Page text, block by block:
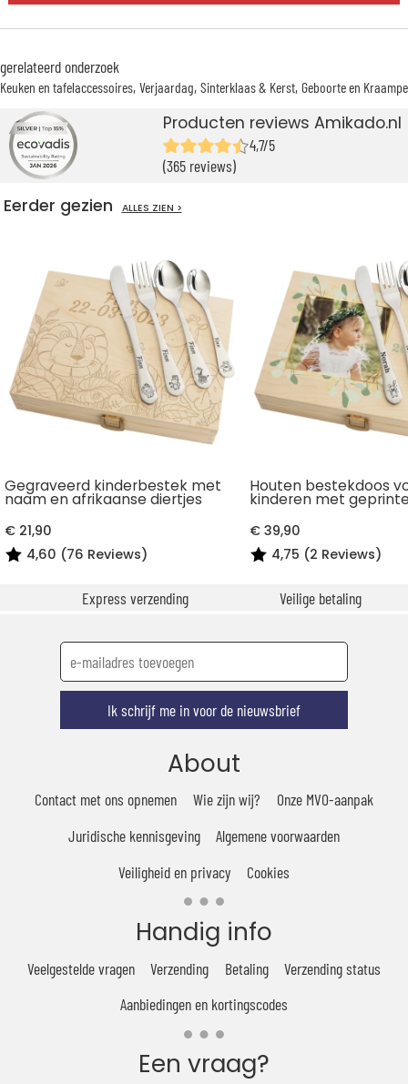
gerelateerd onderzoek
Keuken en tafelaccessoires Verjaardag Sinterklaas & Kerst Geboorte en
Producten reviews Amikado.nl
4,7/5
(365 reviews)
Eerder gezien ALLES ZIEN >
Gegraveerd kinderbestek met
naam en afrikaanse diertjes
€ 21,90
4,60 (76 Reviews)
Houten bestekdoos
kinderen met
€ 39,90
4,75 (2 Reviews)
Express verzending Veilige betaling
Ik schrijf me in voor de nieuwsbrief
About
Contact met ons opnemen Wie zijn wij?
Onze MVO-aanpak
Juridische kennisgeving
Algemene voorwaarden
Veiligheid en privacy
Cookies
Handig info
Veelgestelde vragen Verzending Betaling
Verzending status
Aanbiedingen en kortingscodes
Een vraag?